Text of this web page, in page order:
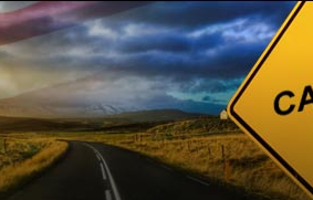
Platform Trading
Untuk Investor Untuk Mitra